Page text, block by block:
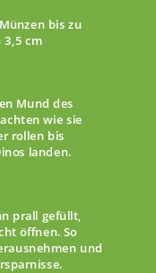
bis zu
3,5 cm
Mund des
wie sie
rollen bis
landen.
prall gefüllt,
öffnen. So
und